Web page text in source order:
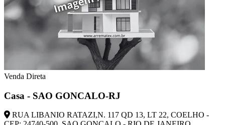
Venda Direta
Casa - SAO GONCALO-RJ
RUA LIBANIO RATAZI,N. 117 QD 13, LT 22, COELHO -